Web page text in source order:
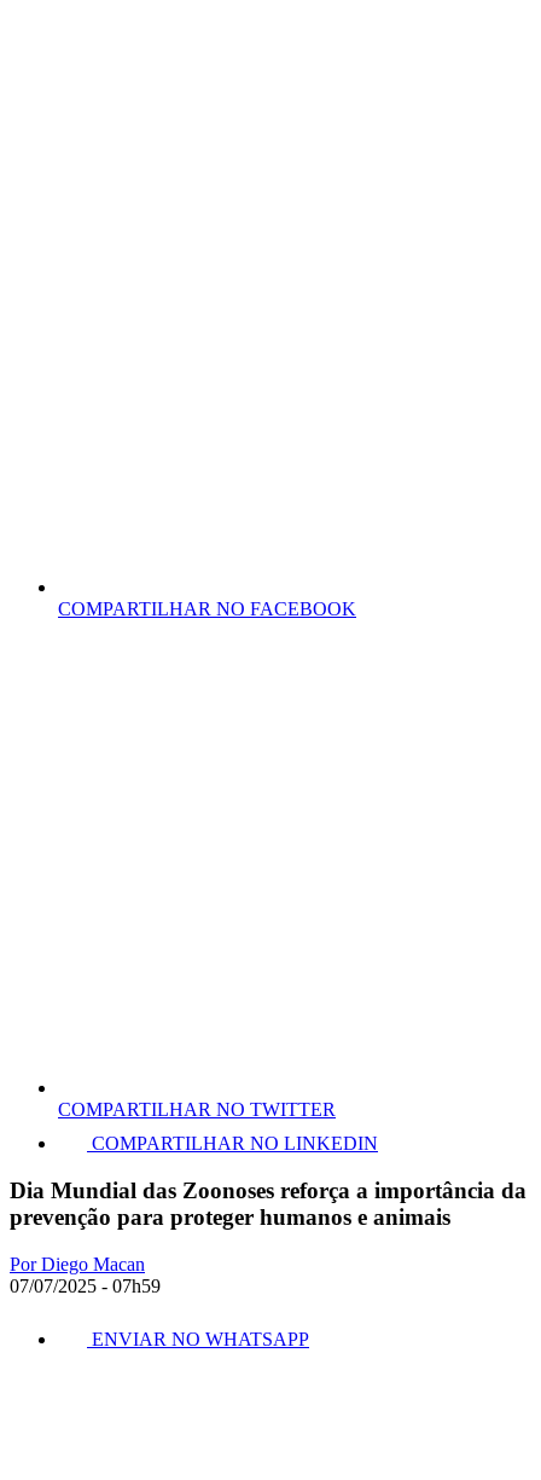
COMPARTILHAR NO FACEBOOK
COMPARTILHAR NO TWITTER
COMPARTILHAR NO LINKEDIN
Dia Mundial das Zoonoses reforça a importância da
prevenção para proteger humanos e animais
Por Diego Macan
07/07/2025 - 07h59
ENVIAR NO WHATSAPP